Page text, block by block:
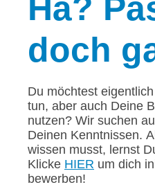
Hä?
doch
Du möchtest
tun, aber auch Deine
nutzen? Wir suchen
Deinen Kenntnissen.
wissen musst, lernst
Klicke HIER um dich
bewerben!